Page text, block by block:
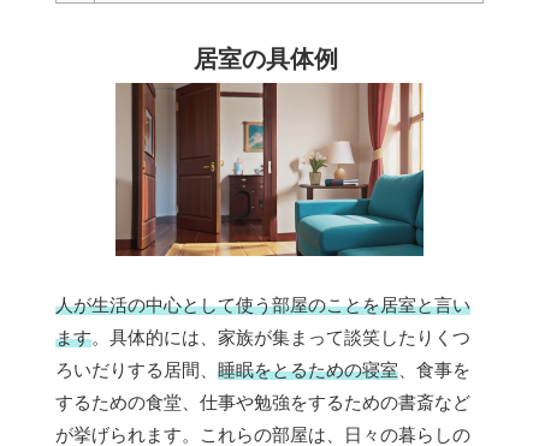
居室の具体例
人が生活の中心として使う部屋のことを居室と言い
ます。具体的には、家族が集まって談笑したりくつ
ろいだりする居間、 睡眠をとるための寝室 、食事を
するための食堂、仕事や勉強をするための書斎など
が挙げられます。これらの部屋は、日々の暮らしの